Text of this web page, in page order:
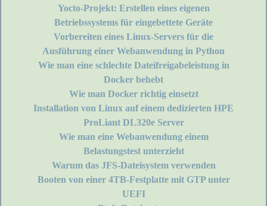
Yocto-Projekt: Erstellen eines eigenen
Betriebssystems für eingebettete Geräte
Vorbereiten eines Linux-Servers für die
Ausführung einer Webanwendung in Python
Wie man eine schlechte Dateifreigabeleistung in
Docker behebt
Wie man Docker richtig einsetzt
Installation von Linux auf einem dedizierten HPE
ProLiant DL320e Server
Wie man eine Webanwendung einem
Belastungstest unterzieht
Warum das JFS-Dateisystem verwenden
Booten von einer 4TB-Festplatte mit GTP unter
UEFI